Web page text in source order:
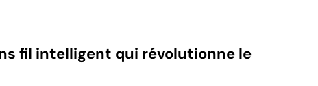
fil intelligent qui révolutionne le